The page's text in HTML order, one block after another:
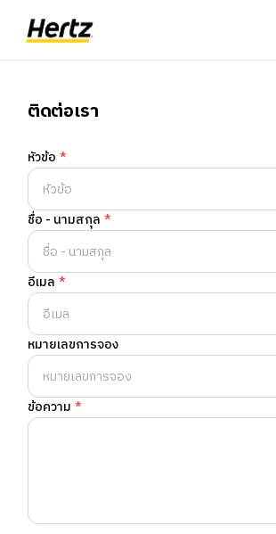
เมนู
จอง
ลูกค้าองค์กร
สถานที่
ข้อเสนอ
ยานพาหนะ
ติดต่อเรา
หัวข้อ *
ชื่อ - นามสกุล *
อีเมล *
หมายเลขการจอง
ข้อความ *